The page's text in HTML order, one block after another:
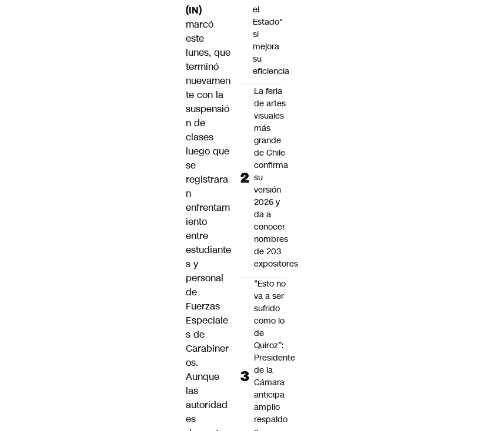
(IN)
marcó
este
lunes, que
terminó
nuevamen
te con la
suspensió
n de
clases
luego que
se
registrara
n
enfrentam
iento
entre
estudiante
s y
personal
de
Fuerzas
Especiale
s de
Carabiner
os.
Aunque
las
autoridad
es
el
Estado"
si
mejora
su
eficiencia
La feria
de artes
visuales
más
grande
de Chile
confirma
su
versión
2026 y
da a
conocer
nombres
de 203
expositores
“Esto no
va a ser
sufrido
como lo
de
Quiroz”:
Presidente
de la
Cámara
anticipa
amplio
respaldo